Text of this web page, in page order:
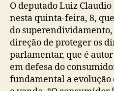
O deputado Luiz
nesta quinta-feira, 8,
do superendividamento,
direção de proteger os
parlamentar, que é
em defesa do
fundamental a evolução